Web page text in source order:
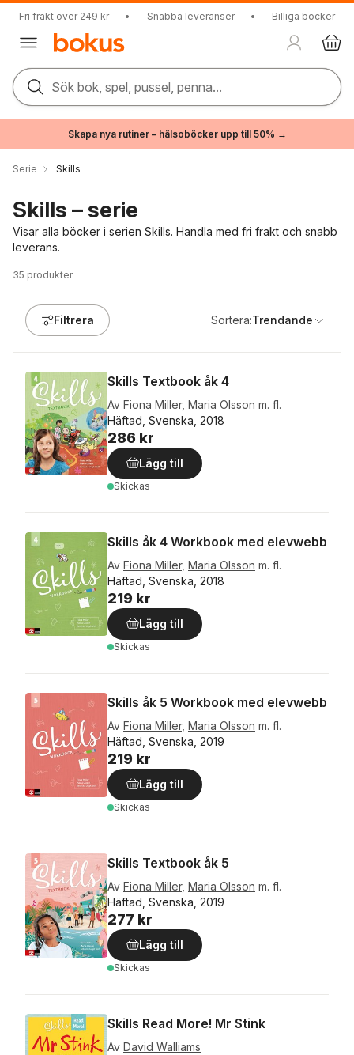
Fri frakt över 249 kr • Snabba leveranser • Billiga böcker
Sök bok, spel, pussel, penna...
Skapa nya rutiner – hälsoböcker upp till 50% →
Serie Skills
Skills – serie
Visar alla böcker i serien Skills. Handla med fri frakt och snabb
leverans.
35 produkter
Filtrera Sortera:Trendande
Skills Textbook åk 4
Av Fiona Miller, Maria Olsson m. fl.
Häftad, Svenska, 2018
286 kr
Lägg till
Skickas
Skills åk 4 Workbook med elevwebb
Av Fiona Miller, Maria Olsson m. fl.
Häftad, Svenska, 2018
219 kr
Lägg till
Skickas
Skills åk 5 Workbook med elevwebb
Av Fiona Miller, Maria Olsson m. fl.
Häftad, Svenska, 2019
219 kr
Lägg till
Skickas
Skills Textbook åk 5
Av Fiona Miller, Maria Olsson m. fl.
Häftad, Svenska, 2019
277 kr
Lägg till
Skickas
Skills Read More! Mr Stink
Av David Walliams